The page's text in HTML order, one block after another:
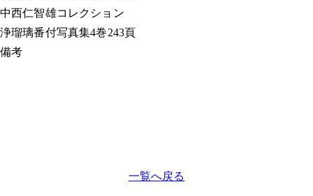
中西仁智雄コレクション
浄瑠璃番付写真集4巻243頁
備考
一覧へ戻る